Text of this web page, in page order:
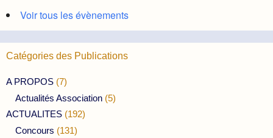
Voir tous les évènements
Catégories des Publications
A PROPOS (7)
Actualités Association (5)
ACTUALITES (192)
Concours (131)